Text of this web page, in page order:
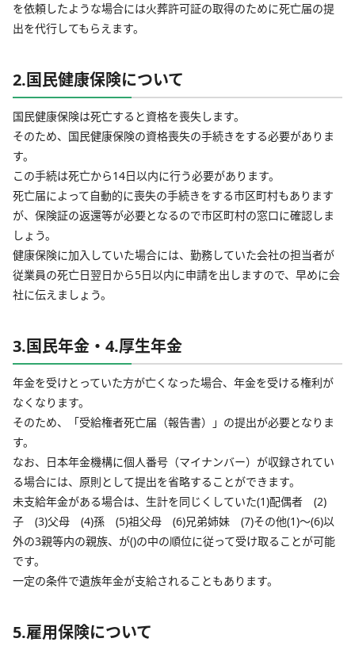
を依頼したような場合には火葬許可証の取得のために死亡届の提
出を代行してもらえます。
2.国民健康保険について
国民健康保険は死亡すると資格を喪失します。
そのため、国民健康保険の資格喪失の手続きをする必要がありま
す。
この手続は死亡から14日以内に行う必要があります。
死亡届によって自動的に喪失の手続きをする市区町村もあります
が、保険証の返還等が必要となるので市区町村の窓口に確認しま
しょう。
健康保険に加入していた場合には、勤務していた会社の担当者が
従業員の死亡日翌日から5日以内に申請を出しますので、早めに会
社に伝えましょう。
3.国民年金・4.厚生年金
年金を受けとっていた方が亡くなった場合、年金を受ける権利が
なくなります。
そのため、「受給権者死亡届（報告書）」の提出が必要となりま
す。
なお、日本年金機構に個人番号（マイナンバー）が収録されてい
る場合には、原則として提出を省略することができます。
未支給年金がある場合は、生計を同じくしていた(1)配偶者 (2)
子 (3)父母 (4)孫 (5)祖父母 (6)兄弟姉妹 (7)その他(1)～(6)以
外の3親等内の親族、が()の中の順位に従って受け取ることが可能
です。
一定の条件で遺族年金が支給されることもあります。
5.雇用保険について